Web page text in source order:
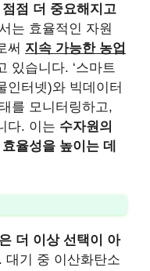
점 더 중요해지고
는 효율적인 자원
써 지속 가능한 농업
있습니다. ‘스마트
인터넷)와 빅데이터
를 모니터링하고,
다. 이는 수자원의
율성을 높이는 데
더 이상 선택이 아
대기 중 이산화탄소